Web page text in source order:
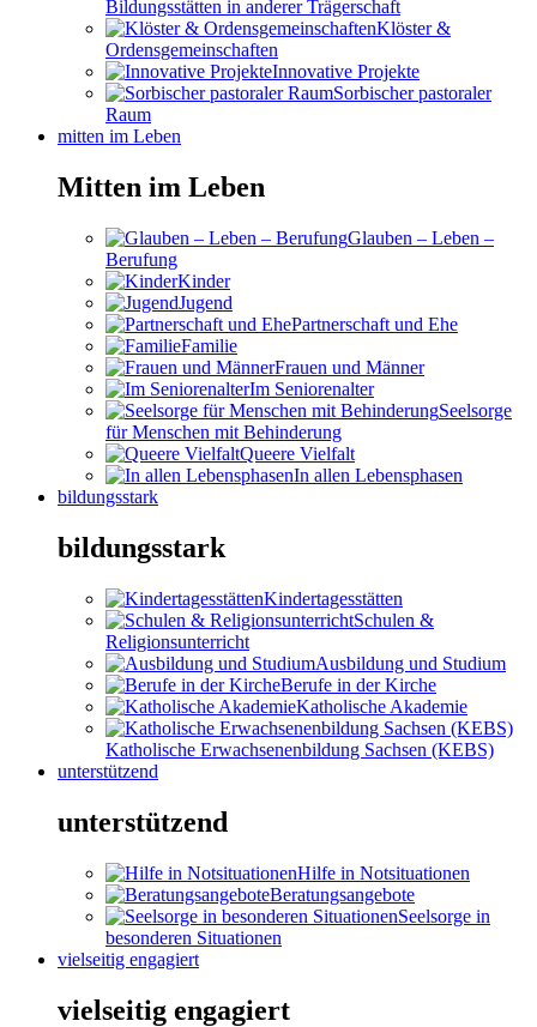
Bildungsstätten in anderer Trägerschaft
Klöster &
Ordensgemeinschaften
Innovative Projekte
Sorbischer pastoraler
Raum
mitten im Leben
Mitten im Leben
Glauben – Leben –
Berufung
Kinder
Jugend
Partnerschaft und Ehe
Familie
Frauen und Männer
Im Seniorenalter
Seelsorge
für Menschen mit Behinderung
Queere Vielfalt
In allen Lebensphasen
bildungsstark
bildungsstark
Kindertagesstätten
Schulen &
Religionsunterricht
Ausbildung und Studium
Berufe in der Kirche
Katholische Akademie
Katholische Erwachsenenbildung Sachsen (KEBS)
unterstützend
unterstützend
Hilfe in Notsituationen
Beratungsangebote
Seelsorge in
besonderen Situationen
vielseitig engagiert
vielseitig engagiert